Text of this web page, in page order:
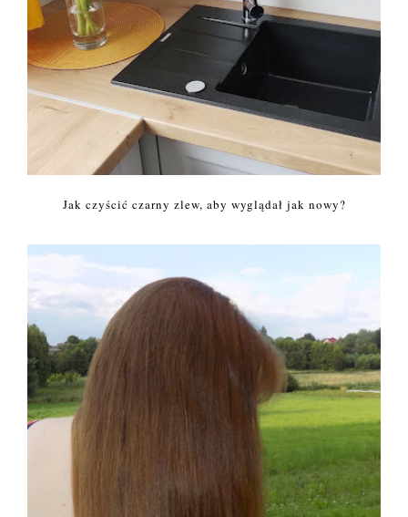
Jak czyścić czarny zlew, aby wyglądał jak nowy?